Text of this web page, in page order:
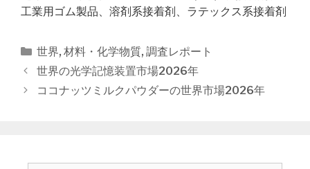
工業用ゴム製品、溶剤系接着剤、ラテックス系接着剤
カ
テ
世界, 材料・化学物質, 調査レポート
投
稿
世界の光学記憶装置市場2026年
ココナッツミルクパウダーの世界市場2026年